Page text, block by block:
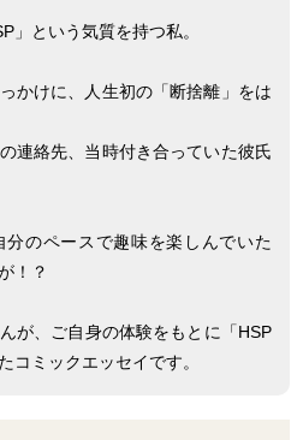
」という気質を持つ私。
かけに、人生初の「断捨離」をは
連絡先、当時付き合っていた彼氏
のペースで趣味を楽しんでいた
！？
が、ご自身の体験をもとに「HSP
コミックエッセイです。